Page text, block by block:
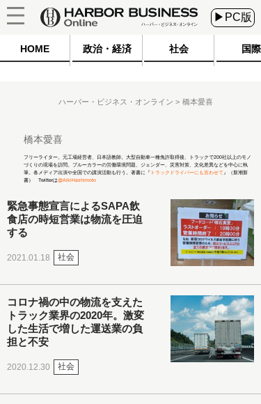
▶PC版
HOME 政治・経済 社会 国際
ハーバー・ビジネス・オンライン 橋本愛喜
橋本愛喜
フリーライター。元工場経営者、日本語教師。大型自動車一種免許取得後、トラックで200社以上のモノ
づくりの現場を訪問。ブルーカラーの労働環境問題、ジェンダー、災害対策、文化差異などを中心に執
筆。各メディア出演や全国での講演活動も行う。著書に『 トラックドライバーにも言わせて 』（新潮新
書） Twitterは@AikiHashimoto
緊急事態宣言によるSAPA飲
食店の時短営業は物流を圧迫
する
2021.01.18 社会
コロナ禍の中の物流を支えた
トラック業界の2020年。激変
した生活で増した運送業の負
担と不安
2020.12.30 社会